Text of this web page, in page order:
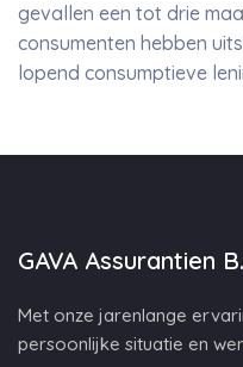
gevallen een tot drie
consumenten hebben
lopend consumptieve
GAVA Assurantien
Met onze jarenlange
persoonlijke situatie en